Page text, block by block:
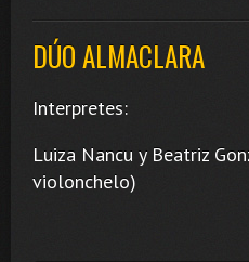
DÚO ALMACLARA
Interpretes:
Luiza Nancu y Beatriz
violonchelo)